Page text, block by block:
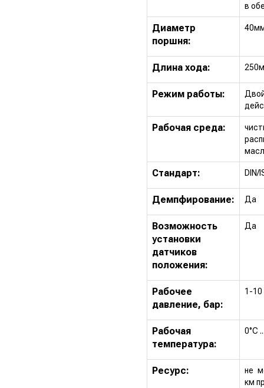
в
Диаметр
поршня:
Длина хода:
Режим работы:
Рабочая среда:
Стандарт: DIN/
Демпфирование: Да
Возможность
установки
датчиков
положения:
Да
Рабочее
давление, бар:
1-10
Рабочая
температура:
0°С
Ресурс:
не
км